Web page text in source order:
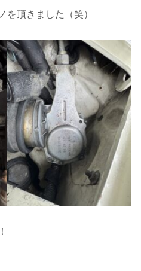
を頂きました（笑）